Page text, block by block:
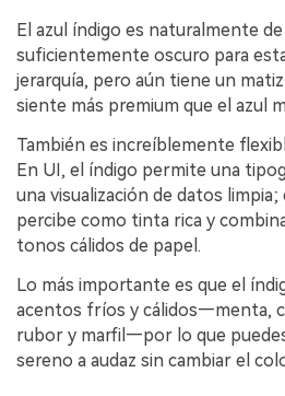
El azul índigo es naturalmente
suficientemente oscuro para
jerarquía, pero aún tiene un
siente más premium que el azul
También es increíblemente
En UI, el índigo permite una
una visualización de datos
percibe como tinta rica y
tonos cálidos de papel.
Lo más importante es que el
acentos fríos y cálidos—menta,
rubor y marfil—por lo que
sereno a audaz sin cambiar el